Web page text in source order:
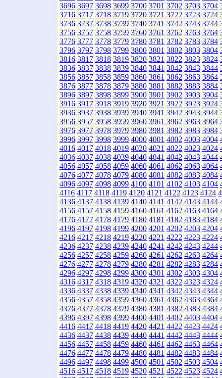
3696 3697 3698 3699 3700 3701 3702 3703 3704
3716 3717 3718 3719 3720 3721 3722 3723 3724
3736 3737 3738 3739 3740 3741 3742 3743 3744
3756 3757 3758 3759 3760 3761 3762 3763 3764
3776 3777 3778 3779 3780 3781 3782 3783 3784
3796 3797 3798 3799 3800 3801 3802 3803 3804
3816 3817 3818 3819 3820 3821 3822 3823 3824
3836 3837 3838 3839 3840 3841 3842 3843 3844
3856 3857 3858 3859 3860 3861 3862 3863 3864
3876 3877 3878 3879 3880 3881 3882 3883 3884
3896 3897 3898 3899 3900 3901 3902 3903 3904
3916 3917 3918 3919 3920 3921 3922 3923 3924
3936 3937 3938 3939 3940 3941 3942 3943 3944
3956 3957 3958 3959 3960 3961 3962 3963 3964
3976 3977 3978 3979 3980 3981 3982 3983 3984
3996 3997 3998 3999 4000 4001 4002 4003 4004
4016 4017 4018 4019 4020 4021 4022 4023 4024
4036 4037 4038 4039 4040 4041 4042 4043 4044
4056 4057 4058 4059 4060 4061 4062 4063 4064
4076 4077 4078 4079 4080 4081 4082 4083 4084
4096 4097 4098 4099 4100 4101 4102 4103 4104
4116 4117 4118 4119 4120 4121 4122 4123 4124
4136 4137 4138 4139 4140 4141 4142 4143 4144
4156 4157 4158 4159 4160 4161 4162 4163 4164
4176 4177 4178 4179 4180 4181 4182 4183 4184
4196 4197 4198 4199 4200 4201 4202 4203 4204
4216 4217 4218 4219 4220 4221 4222 4223 4224
4236 4237 4238 4239 4240 4241 4242 4243 4244
4256 4257 4258 4259 4260 4261 4262 4263 4264
4276 4277 4278 4279 4280 4281 4282 4283 4284
4296 4297 4298 4299 4300 4301 4302 4303 4304
4316 4317 4318 4319 4320 4321 4322 4323 4324
4336 4337 4338 4339 4340 4341 4342 4343 4344
4356 4357 4358 4359 4360 4361 4362 4363 4364
4376 4377 4378 4379 4380 4381 4382 4383 4384
4396 4397 4398 4399 4400 4401 4402 4403 4404
4416 4417 4418 4419 4420 4421 4422 4423 4424
4436 4437 4438 4439 4440 4441 4442 4443 4444
4456 4457 4458 4459 4460 4461 4462 4463 4464
4476 4477 4478 4479 4480 4481 4482 4483 4484
4496 4497 4498 4499 4500 4501 4502 4503 4504
4516 4517 4518 4519 4520 4521 4522 4523 4524